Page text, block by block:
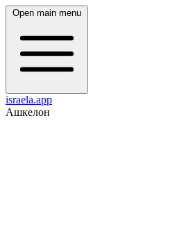
Open main menu
israela.app
Ашкелон